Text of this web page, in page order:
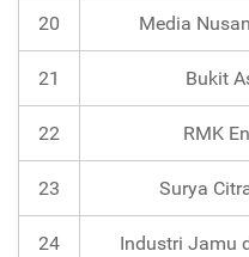
20 Media
21 Bukit
22 RMK
23 Surya
24
Industri Jamu